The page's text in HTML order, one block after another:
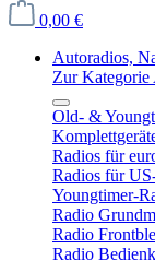
0,00 €
Autoradios,
Zur Kategorie
Old- &
Radios für
Radios für
Youngtimer-
Radio
Radio
Radio